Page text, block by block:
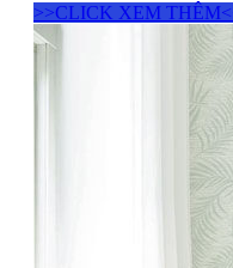
>>CLICK XEM